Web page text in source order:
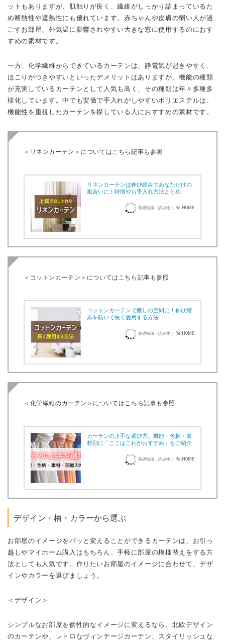
ットもありますが、肌触りが良く、繊維がしっかり詰まっているた
め断熱性や遮熱性にも優れています。赤ちゃんや皮膚の弱い人が過
ごすお部屋、外気温に影響されやすい大きな窓に使用するのにおす
すめの素材です。
一方、化学繊維からできているカーテンは、静電気が起きやすく、
ほこりがつきやすいといったデメリットはありますが、機能の種類
が充実しているカーテンとして人気も高く、その種類は年々多種多
様化しています。中でも安価で手入れがしやすいポリエステルは、
機能性を重視したカーテンを探している人におすすめの素材です。
＜リネンカーテン＞についてはこちら記事も参照
リネンカーテンは伸び縮みであなただけの
風合いに！特徴やお手入れ方法まとめ
基礎知識・読み物｜ Re:HOME
＜コットンカーテン＞についてはこちら記事も参照
コットンカーテンで癒しの空間に！伸び縮
みを防いで長く愛用する方法
基礎知識・読み物｜ Re:HOME
＜化学繊維のカーテン＞についてはこちら記事も参照
カーテンの上手な選び方。機能・色柄・素
材別に「ここはこれがおすすめ」をご紹介
基礎知識・読み物｜ Re:HOME
デザイン・柄・カラーから選ぶ
お部屋のイメージをパッと変えることができるカーテンは、お引っ
越しやマイホーム購入はもちろん、手軽に部屋の模様替えをする方
法としても人気です。作りたいお部屋のイメージに合わせて、デザ
インやカラーを選びましょう。
＜デザイン＞
シンプルなお部屋を個性的なイメージに変えるなら、北欧デザイン
のカーテンや、レトロなヴィンテージカーテン、スタイリッシュな